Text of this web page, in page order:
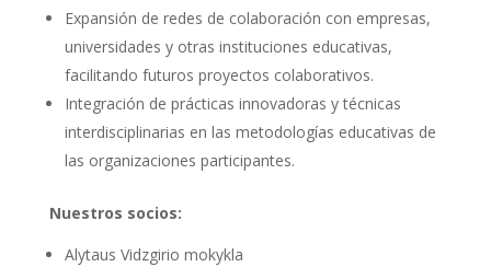
Expansión de redes de colaboración con empresas,
universidades y otras instituciones educativas,
facilitando futuros proyectos colaborativos.
Integración de prácticas innovadoras y técnicas
interdisciplinarias en las metodologías educativas de
las organizaciones participantes.
Nuestros socios:
Alytaus Vidzgirio mokykla